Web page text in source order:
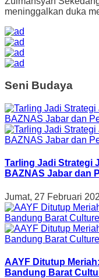
meninggalkan duka
Seni Budaya
Tarling Jadi Strategi
BAZNAS Jabar dan
Jumat, 27 Februari
AAYF Ditutup
Bandung Barat